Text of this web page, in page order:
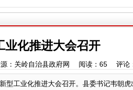
业化推进大会召开
：关岭自治县政府网 阅读： 65评论
型工业化推进大会召开。县委书记韦朝